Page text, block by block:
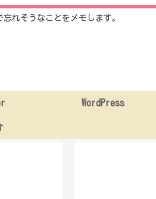
れそうなことをメモします。
WordPress